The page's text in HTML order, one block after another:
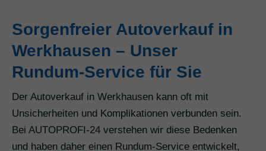
Sorgenfreier Autoverkauf in
Werkhausen – Unser
Rundum-Service für Sie
Der Autoverkauf in Werkhausen kann oft mit
Unsicherheiten und Komplikationen verbunden sein.
Bei AUTOPROFI-24 verstehen wir diese Bedenken
und haben daher einen Rundum-Service entwickelt,